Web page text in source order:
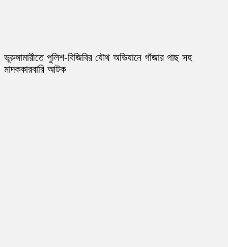
ভূরুঙ্গামারীতে পুলিশ-বিজিবির যৌথ অভিযানে গাঁজার গাছ সহ
মাদককারবারি আটক